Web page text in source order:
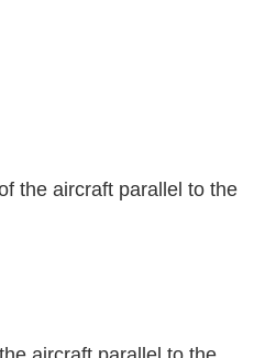
the aircraft parallel to the